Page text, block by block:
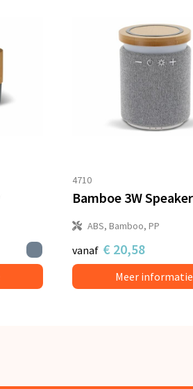
4710
ABS, Bamboo, PP
vanaf € 20,58
Meer informatie